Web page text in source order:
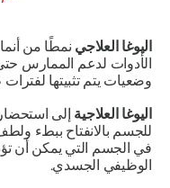
اليوغا العلاجينمطًا من
الأدوات لدعم الممارس
وضعيات يتم تثبيتها
اليوغا العلاجيةإلى استحضار
للجسم بالانفتاح ببطء
في الجسم التي يمكن أن
الوظيفي الجسدي.